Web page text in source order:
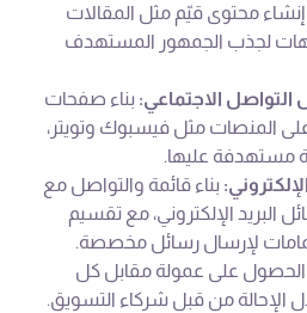
إنشاء محتوى قيّم مثل المقالات
لجذب الجمهور المستهدف
التواصل الاجتماعي:بناء صفحات
المنصات مثل فيسبوك وتويتر،
مستهدفة عليها.
بناء قائمة والتواصل مع
البريد الإلكتروني، مع تقسيم
لإرسال رسائل مخصصة.
الحصول على عمولة مقابل كل
الإحالة من قبل شركاء التسويق.